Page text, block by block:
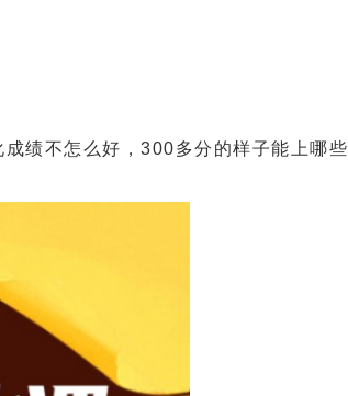
绩不怎么好，300多分的样子能上哪些